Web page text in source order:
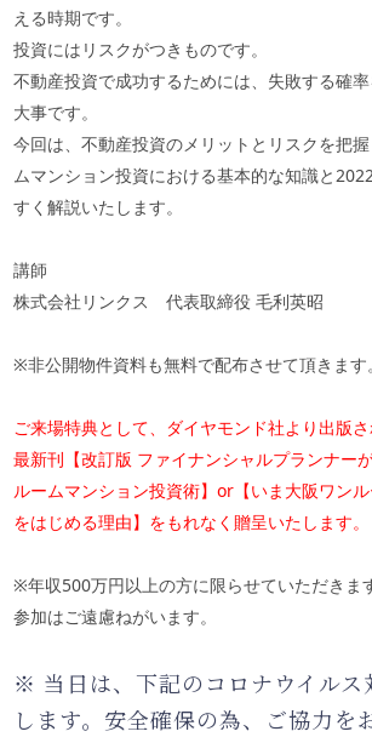
える時期です。
投資にはリスクがつきものです。
不動産投資で成功するためには、失敗する確
大事です。
今回は、不動産投資のメリットとリスクを把
ムマンション投資における基本的な知識と
すく解説いたします。
講師
株式会社リンクス 代表取締役 毛利英昭
※非公開物件資料も無料で配布させて頂きます。
ご来場特典として、ダイヤモンド社より出版
最新刊【改訂版 ファイナンシャルプランナー
ルームマンション投資術】or【いま大阪ワン
をはじめる理由】をもれなく贈呈いたします。
※年収500万円以上の方に限らせていただきま
参加はご遠慮ねがいます。
※ 当日は、下記のコロナウイルス
します。安全確保の為、ご協力を